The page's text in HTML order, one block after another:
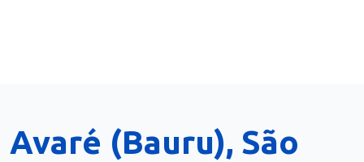
Avaré (Bauru), São